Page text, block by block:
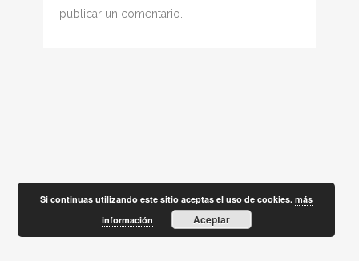
publicar un comentario.
Si continuas utilizando este sitio aceptas el uso de cookies.más
información
Aceptar